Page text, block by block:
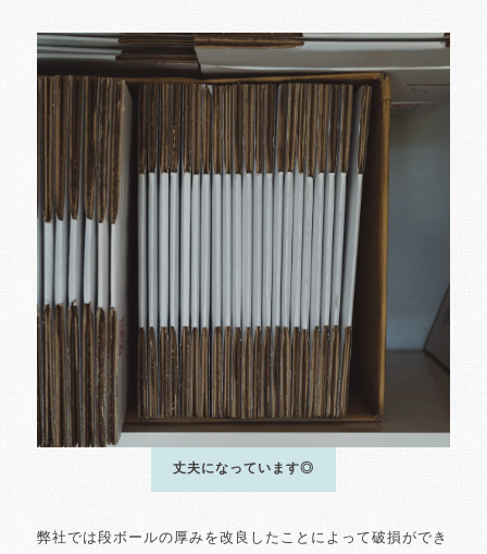
丈夫になっています◎
弊社では段ボールの厚みを改良したことによって破損ができ